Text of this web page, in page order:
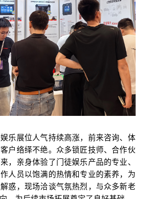
展位人气持续高涨，前来咨询、体
户络绎不绝。众多锁匠技师、合作伙
，亲身体验了门徒娱乐产品的专业、
人员以饱满的热情和专业的素养，为
惑，现场洽谈气氛热烈，与众多新老